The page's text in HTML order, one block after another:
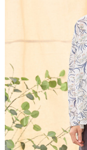
結帳頁面，進行簡訊認證並
２．訂單成立數日內，您將
３．收到繳費通知簡訊後14
ATM／網路銀行／等多元方
※ 請注意：結帳手續完成當
購買商品的店家。未經商家
※ 交易是否成功請以「
是否繳費成功／繳費後需取
客戶支援中心」
https://
【注意事項】
１．透過由恩沛科技股份有
易，需依本服務之必要範圍
權轉讓予恩沛科技股份有限公
２．關於個人資料處理事宜
https://aftee.tw/terms/#terms3
每筆NT$60，滿
每筆NT$60，滿
付款後7-11取貨
每筆NT$60，滿
黑貓宅急便(包裹尺寸
每筆NT$100，滿
黑貓宅急便(包裹尺寸
每筆NT$140，滿